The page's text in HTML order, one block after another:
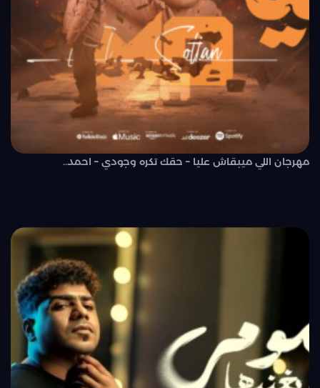
مهرجان اللي ميبقاش عليا – حقك تكره وجودي – احمد..